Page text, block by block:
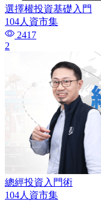
選擇權投資基礎入門
104人資市集
2417
2
總經投資入門術
104人資市集